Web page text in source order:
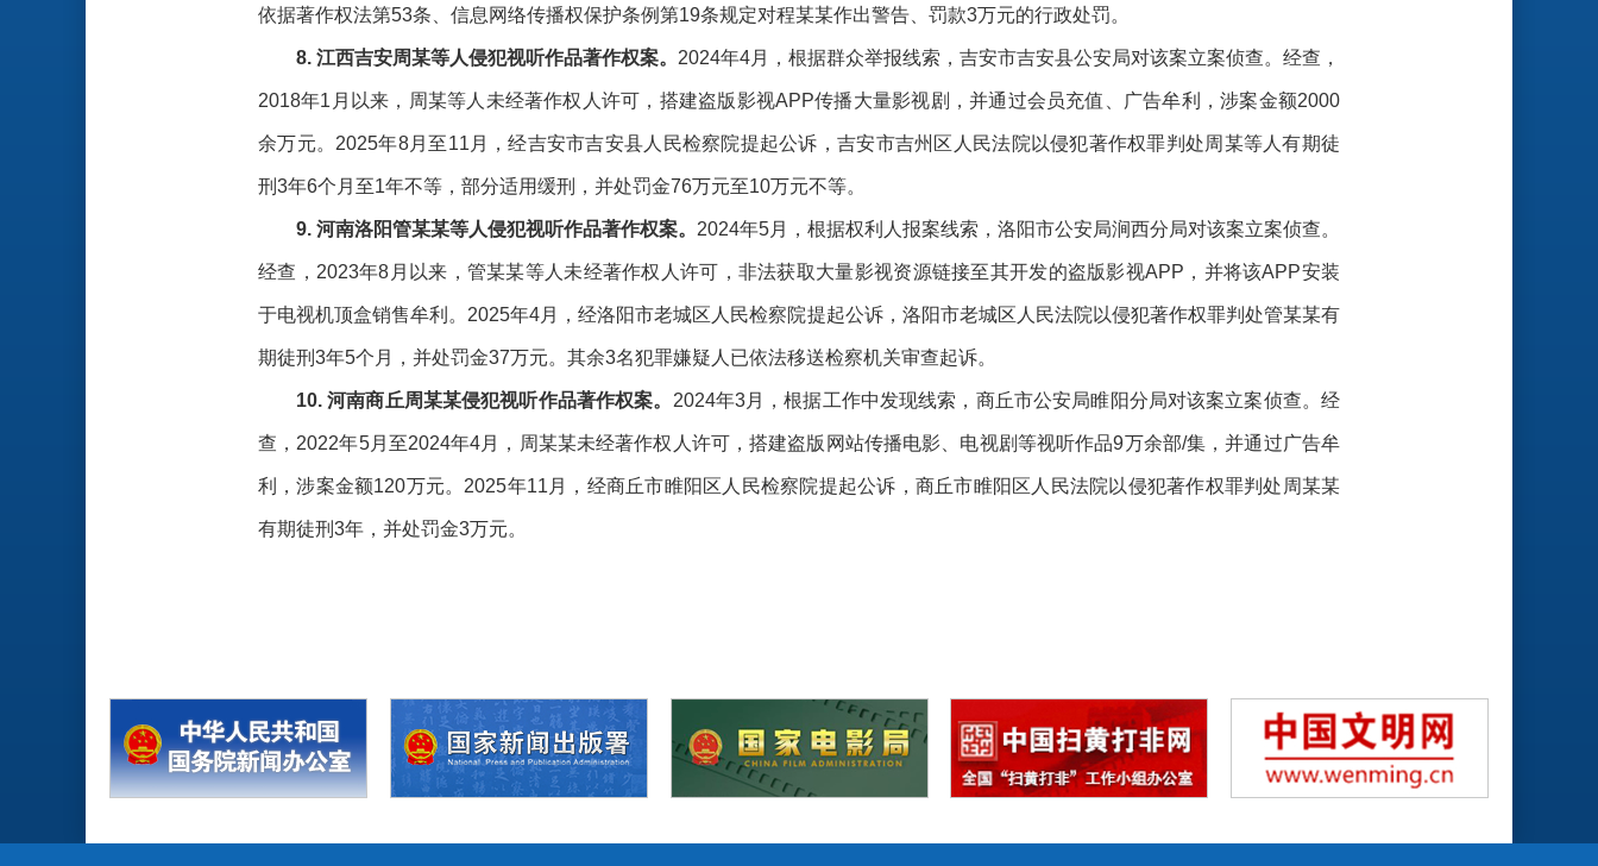
依据著作权法第53条、信息网络传播权保护条例第19条规定对程某某作出警告、罚款3万元的行政处罚。
8. 江西吉安周某等人侵犯视听作品著作权案。 2024年4月，根据群众举报线索，吉安市吉安县公安局对该案立案侦查。经查，
2018年1月以来，周某等人未经著作权人许可，搭建盗版影视APP传播大量影视剧，并通过会员充值、广告牟利，涉案金额2000
余万元。2025年8月至11月，经吉安市吉安县人民检察院提起公诉，吉安市吉州区人民法院以侵犯著作权罪判处周某等人有期徒
刑3年6个月至1年不等，部分适用缓刑，并处罚金76万元至10万元不等。
9. 河南洛阳管某某等人侵犯视听作品著作权案。 2024年5月，根据权利人报案线索，洛阳市公安局涧西分局对该案立案侦查。
经查，2023年8月以来，管某某等人未经著作权人许可，非法获取大量影视资源链接至其开发的盗版影视APP，并将该APP安装
于电视机顶盒销售牟利。2025年4月，经洛阳市老城区人民检察院提起公诉，洛阳市老城区人民法院以侵犯著作权罪判处管某某有
期徒刑3年5个月，并处罚金37万元。其余3名犯罪嫌疑人已依法移送检察机关审查起诉。
10. 河南商丘周某某侵犯视听作品著作权案。 2024年3月，根据工作中发现线索，商丘市公安局睢阳分局对该案立案侦查。经
查，2022年5月至2024年4月，周某某未经著作权人许可，搭建盗版网站传播电影、电视剧等视听作品9万余部/集，并通过广告牟
利，涉案金额120万元。2025年11月，经商丘市睢阳区人民检察院提起公诉，商丘市睢阳区人民法院以侵犯著作权罪判处周某某
有期徒刑3年，并处罚金3万元。